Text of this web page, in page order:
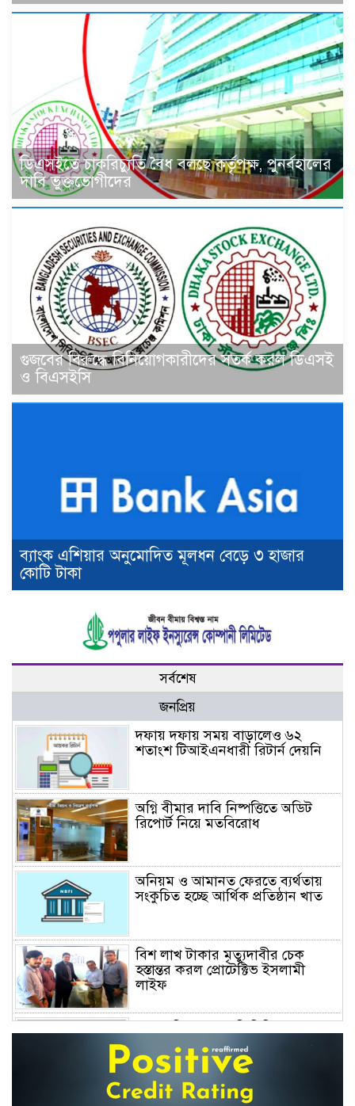
ডিএসইতে চাকরিচ্যুতি বৈধ বলছে কর্তৃপক্ষ, পুনর্বহালের
দাবি ভুক্তভোগীদের
গুজবের বিরুদ্ধে বিনিয়োগকারীদের সতর্ক করল ডিএসই
ও বিএসইসি
ব্যাংক এশিয়ার অনুমোদিত মূলধন বেড়ে ৩ হাজার
কোটি টাকা
সর্বশেষ
জনপ্রিয়
দফায় দফায় সময় বাড়ালেও ৬২
শতাংশ টিআইএনধারী রিটার্ন দেয়নি
অগ্নি বীমার দাবি নিষ্পত্তিতে অডিট
রিপোর্ট নিয়ে মতবিরোধ
অনিয়ম ও আমানত ফেরতে ব্যর্থতায়
সংকুচিত হচ্ছে আর্থিক প্রতিষ্ঠান খাত
বিশ লাখ টাকার মৃত্যুদাবীর চেক
হস্তান্তর করল প্রোটেক্টিভ ইসলামী
লাইফ
শেয়ার দর, ডিএসইর সতর্কবার্তা